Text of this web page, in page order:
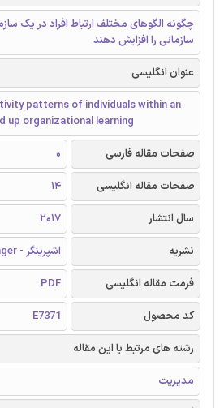
چگونه الگوهای مختلف ارتباط افراد در یک
سازمانی را افزایش دهند
عنوان انگلیسی
patterns of individuals within an
up organizational learning
صفحات مقاله فارسی
0
صفحات مقاله انگلیسی
14
سال انتشار
2017
نشریه
اشپرینگر - Springer
فرمت مقاله انگلیسی
PDF
کد محصول
E7371
رشته های مرتبط با این مقاله
مدیریت